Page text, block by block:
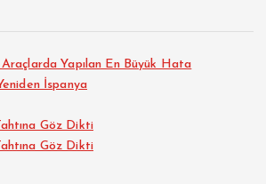
Yapılan En Büyük Hata
İspanya
Göz Dikti
Göz Dikti